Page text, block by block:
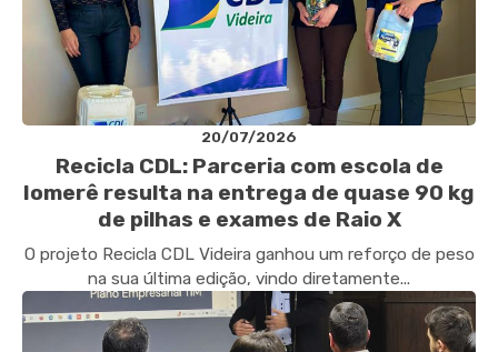
20/07/2026
Recicla CDL: Parceria com escola de
Iomerê resulta na entrega de quase 90 kg
de pilhas e exames de Raio X
O projeto Recicla CDL Videira ganhou um reforço de peso
na sua última edição, vindo diretamente...